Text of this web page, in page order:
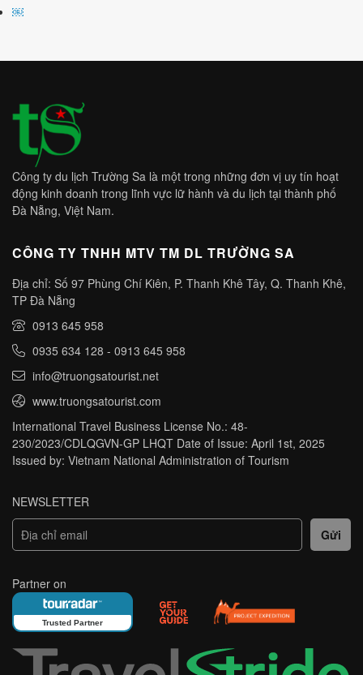
￼
Công ty du lịch Trường Sa là một trong những đơn vị uy tín hoạt
động kinh doanh trong lĩnh vực lữ hành và du lịch tại thành phố
Đà Nẵng, Việt Nam.
CÔNG TY TNHH MTV TM DL TRƯỜNG SA
Địa chỉ: Số 97 Phùng Chí Kiên, P. Thanh Khê Tây, Q. Thanh Khê,
TP Đà Nẵng
0913 645 958
0935 634 128 - 0913 645 958
info@truongsatourist.net
www.truongsatourist.com
International Travel Business License No.: 48-
230/2023/CDLQGVN-GP LHQT Date of Issue: April 1st, 2025
Issued by: Vietnam National Administration of Tourism
NEWSLETTER
Partner on
Trusted Partner